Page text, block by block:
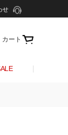
せ
カート